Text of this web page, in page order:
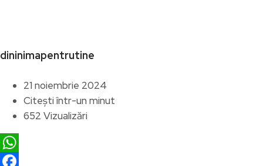
dininimapentrutine
21 noiembrie 2024
Citești într-un minut
652 Vizualizări
WhatsApp